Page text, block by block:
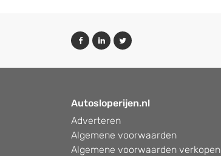
Autosloperijen.nl
Adverteren
Algemene voorwaarden
Algemene voorwaarden verkopen